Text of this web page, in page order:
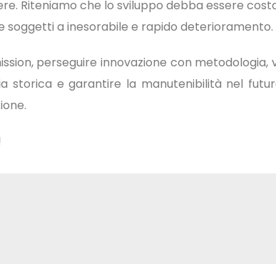
Riteniamo che lo sviluppo debba essere
soggetti a inesorabile e rapido deterioramento.
perseguire innovazione con
storica e garantire la manutenibilità nel